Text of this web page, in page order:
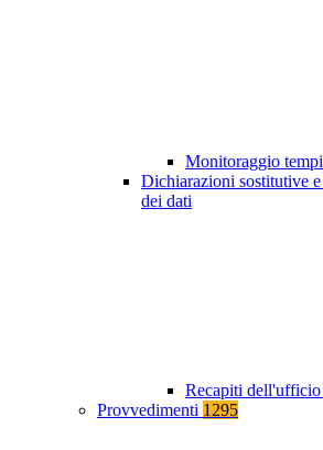
Monitoraggio
Dichiarazioni sostitutive
dei dati
Recapiti dell'ufficio
Provvedimenti 1295